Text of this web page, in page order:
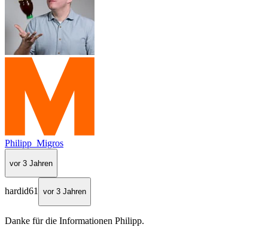
Philipp_Migros
vor 3 Jahren
hardid61 vor 3 Jahren
Danke für die Informationen Philipp.